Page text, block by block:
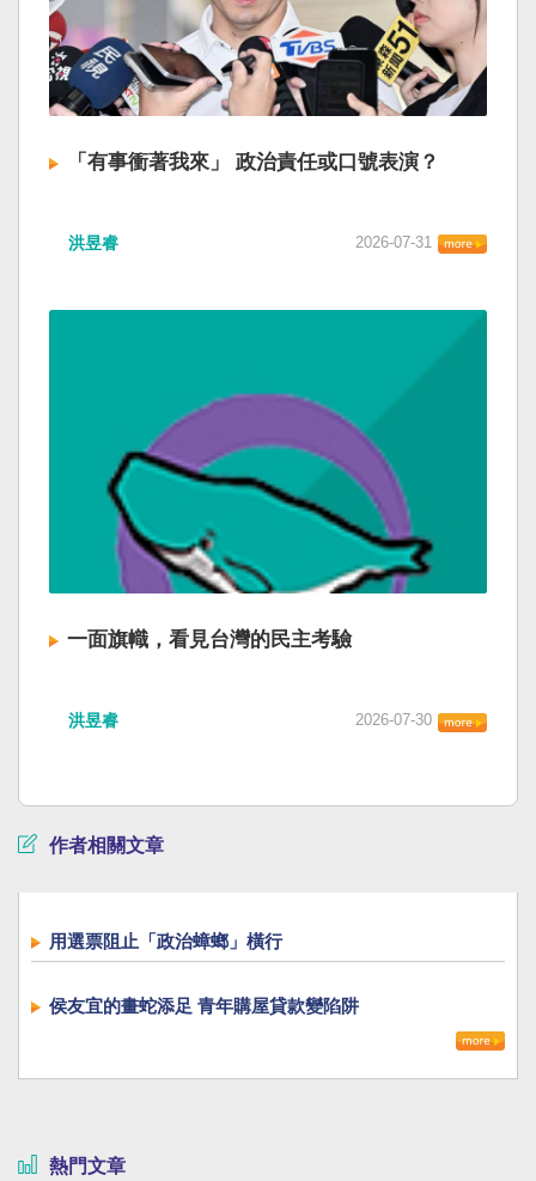
「有事衝著我來」 政治責任或口號表演？
洪昱睿 2026-07-31
一面旗幟，看見台灣的民主考驗
洪昱睿 2026-07-30
作者相關文章
用選票阻止「政治蟑螂」橫行
侯友宜的畫蛇添足 青年購屋貸款變陷阱
熱門文章